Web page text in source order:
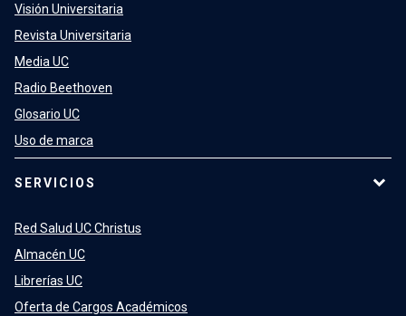
Visión Universitaria
Revista Universitaria
Media UC
Radio Beethoven
Glosario UC
Uso de marca
SERVICIOS
Red Salud UC Christus
Almacén UC
Librerías UC
Oferta de Cargos Académicos